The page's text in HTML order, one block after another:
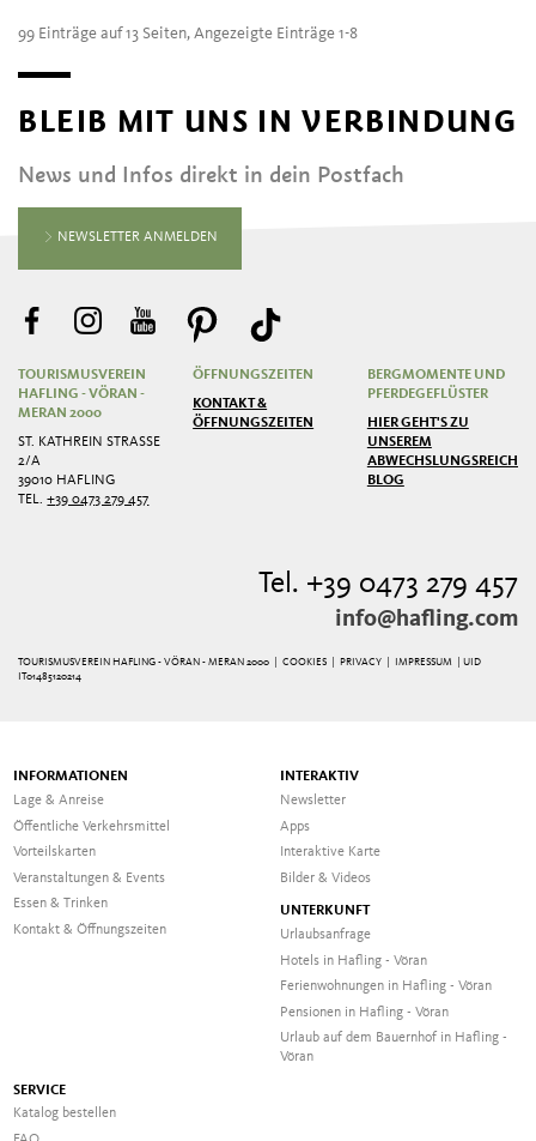
99 Einträge auf 13 Seiten, Angezeigte Einträge 1-8
BLEIB MIT UNS IN VERBINDUNG
News und Infos direkt in dein Postfach
NEWSLETTER ANMELDEN
TOURISMUSVEREIN
HAFLING - VÖRAN -
MERAN 2000
ST. KATHREIN STRASSE 2
/A
39010 HAFLING
TEL.+39 0473 279 457
ÖFFNUNGSZEITEN
KONTAKT &
ÖFFNUNGSZEITEN
BERGMOMENTE UND
PFERDEGEFLÜSTER
HIER GEHT'S ZU
UNSEREM
ABWECHSLUNGSREICHEN
BLOG
Tel. +39 0473 279 457
info@hafling.com
TOURISMUSVEREIN HAFLING - VÖRAN - MERAN 2000 | COOKIES |PRIVACY IMPRESSUM
| UID
IT01485120214
INFORMATIONEN
Lage & Anreise
Öffentliche Verkehrsmittel
Vorteilskarten
Veranstaltungen & Events
Essen & Trinken
Kontakt & Öffnungszeiten
INTERAKTIV
Newsletter
Apps
Interaktive Karte
Bilder & Videos
UNTERKUNFT
Urlaubsanfrage
Hotels in Hafling - Vöran
Ferienwohnungen in Hafling - Vöran
Pensionen in Hafling - Vöran
Urlaub auf dem Bauernhof in Hafling -
Vöran
SERVICE
Katalog bestellen